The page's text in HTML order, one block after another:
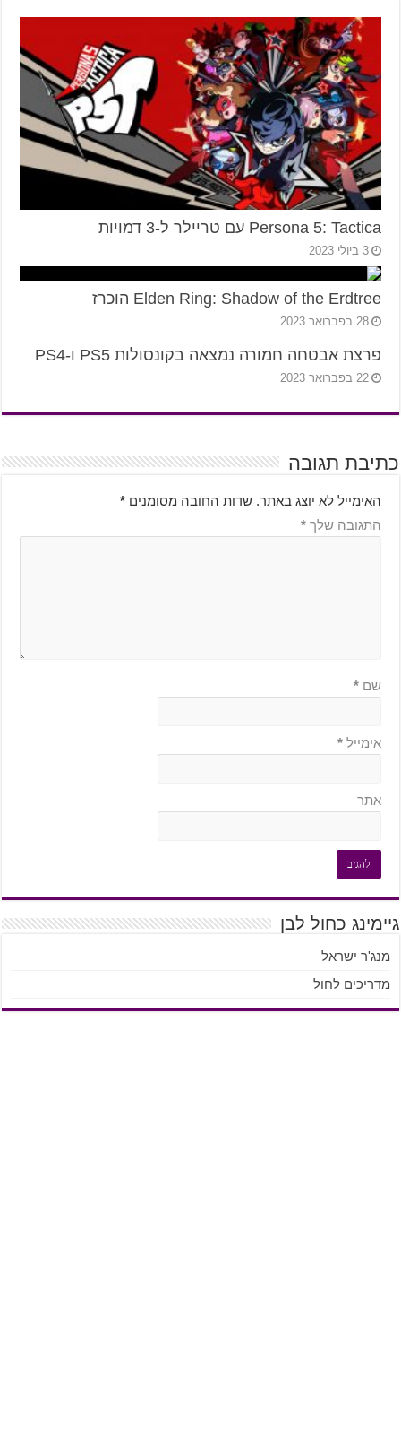
Persona 5: Tactica עם טריילר ל-3 דמויות
3 ביולי 2023
Elden Ring: Shadow of the Erdtree הוכרז
28 בפברואר 2023
פרצת אבטחה חמורה נמצאה בקונסולות PS5 ו-PS4
22 בפברואר 2023
כתיבת תגובה
האימייל לא יוצג באתר. שדות החובה מסומנים *
התגובה שלך *
שם *
אימייל *
אתר
גיימינג כחול לבן
מנג'ר ישראל
מדריכים לחול